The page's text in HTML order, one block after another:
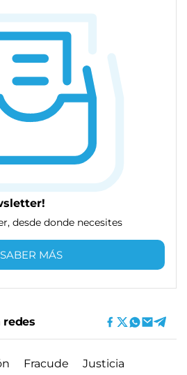
desde donde necesites
SABER MÁS
redes
Fracude
Justicia